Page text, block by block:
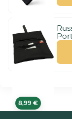
10,99 €
8,99 €